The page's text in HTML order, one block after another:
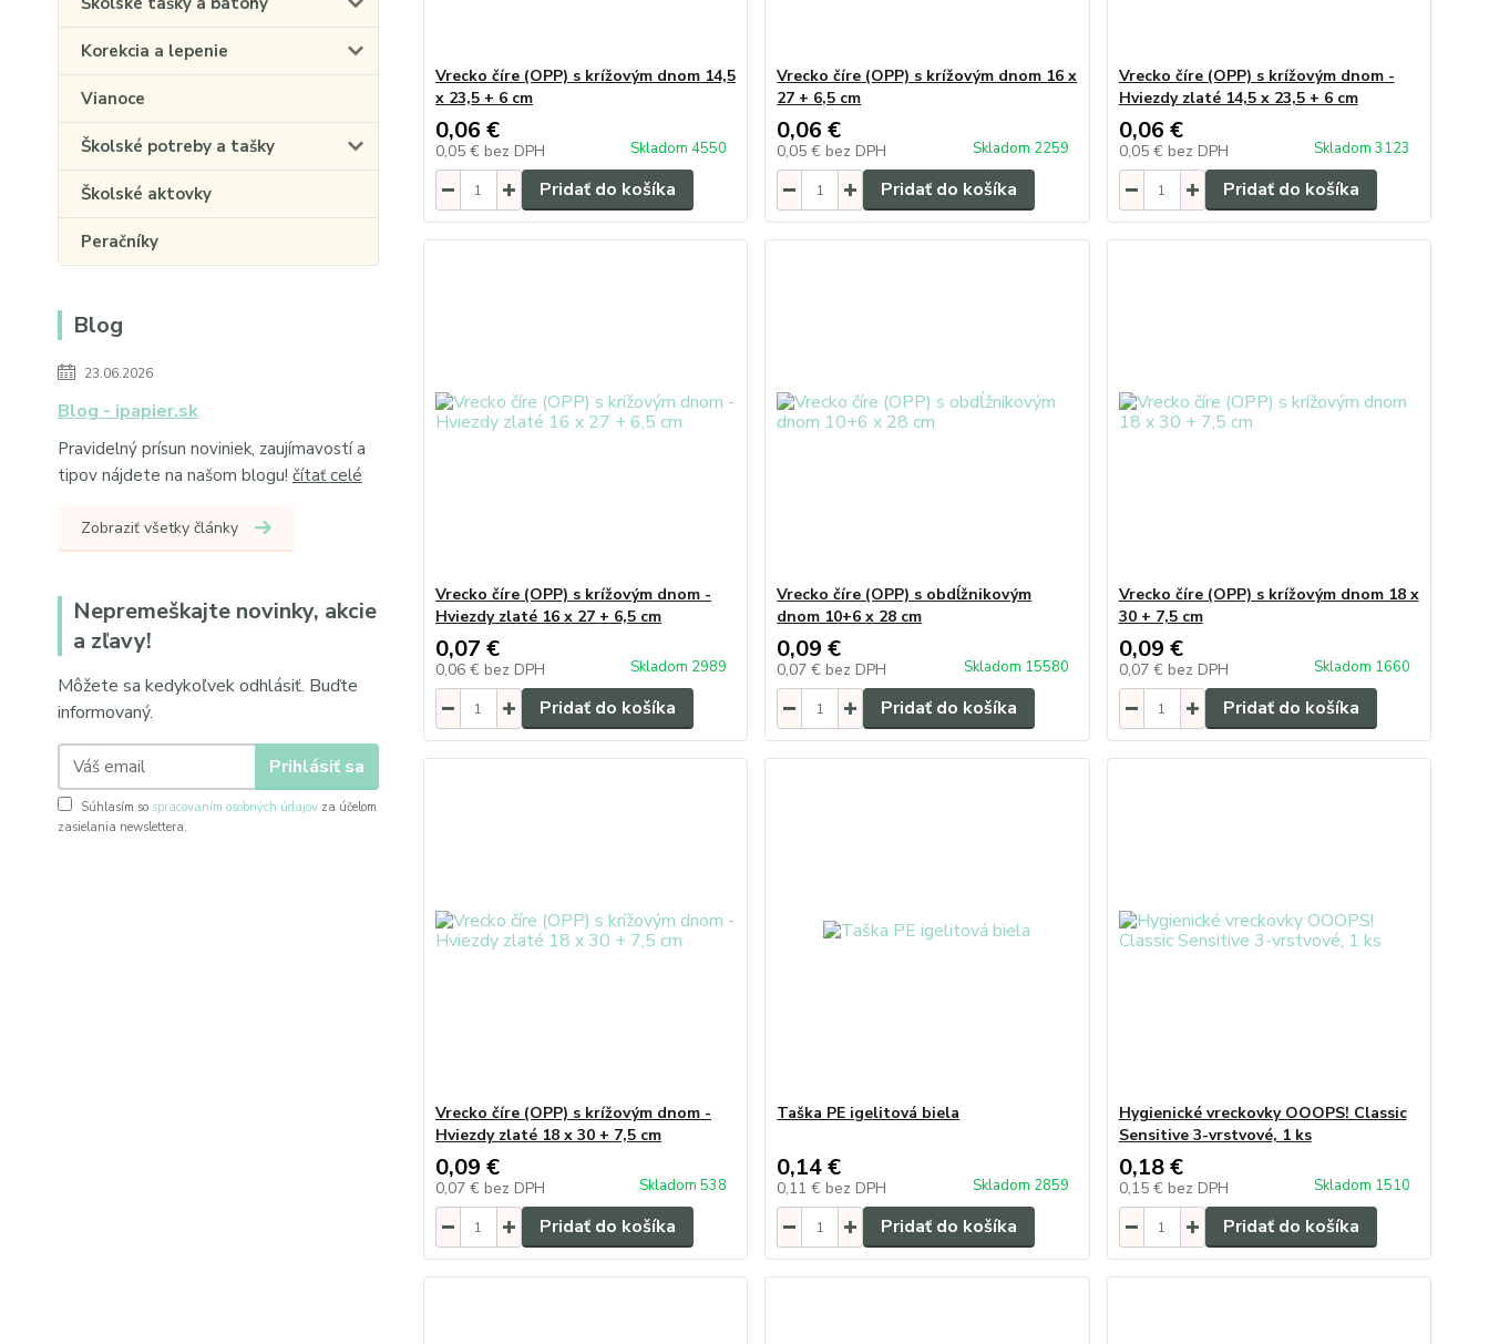
Korekcia a lepenie
Vianoce
Školské potreby a tašky
Školské aktovky
Peračníky
Blog
23.06.2026
Blog - ipapier.sk
Pravidelný prísun noviniek, zaujímavostí a
tipov nájdete na našom blogu! čítať celé
Zobraziť všetky články
Nepremeškajte novinky, akcie
a zľavy!
Môžete sa kedykoľvek odhlásiť. Buďte
informovaný.
Prihlásiť sa
Súhlasím so spracovaním osobných údajov za účelom
zasielania newslettera.
Vrecko číre (OPP) s krížovým dnom 14,5
x 23,5 + 6 cm
0,06 €
0,05 € bez DPH Skladom 4550
Pridať do košíka
Vrecko číre (OPP) s krížovým dnom 16 x
27 + 6,5 cm
0,06 €
0,05 € bez DPH Skladom 2259
Pridať do košíka
Vrecko číre (OPP) s krížovým dnom -
Hviezdy zlaté 14,5 x 23,5 + 6 cm
0,06 €
0,05 € bez DPH Skladom 3123
Pridať do košíka
Vrecko číre (OPP) s krížovým dnom -
Hviezdy zlaté 16 x 27 + 6,5 cm
0,07 €
0,06 € bez DPH Skladom 2989
Pridať do košíka
Vrecko číre (OPP) s obdĺžnikovým
dnom 10+6 x 28 cm
0,09 €
0,07 € bez DPH Skladom 15580
Pridať do košíka
Vrecko číre (OPP) s krížovým dnom 18 x
30 + 7,5 cm
0,09 €
0,07 € bez DPH Skladom 1660
Pridať do košíka
Vrecko číre (OPP) s krížovým dnom -
Hviezdy zlaté 18 x 30 + 7,5 cm
0,09 €
0,07 € bez DPH Skladom 538
Pridať do košíka
Taška PE igelitová biela
0,14 €
0,11 € bez DPH Skladom 2859
Pridať do košíka
Hygienické vreckovky OOOPS! Classic
Sensitive 3-vrstvové, 1 ks
0,18 €
0,15 € bez DPH Skladom 1510
Pridať do košíka